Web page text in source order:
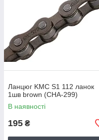
Ланцюг KMC S1 112 ланок
1шв brown (CHA-299)
В наявності
195 ₴